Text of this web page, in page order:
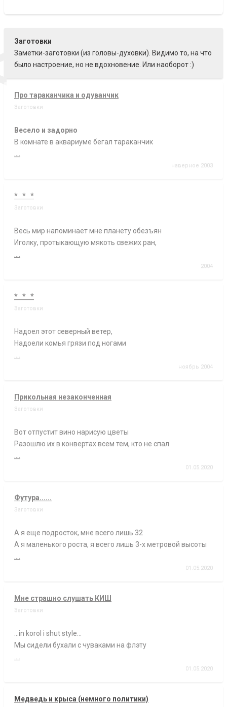
Заготовки
Заметки-заготовки (из головы-духовки). Видимо то, на что
было настроение, но не вдохновение. Или наоборот :)
Про тараканчика и одуванчик
Заготовки
Весело и задорно
В комнате в аквариуме бегал тараканчик
наверное 2003
* * *
Заготовки
Весь мир напоминает мне планету обезъян
Иголку, протыкающую мякоть свежих ран,
2004
* * *
Заготовки
Надоел этот северный ветер,
Надоели комья грязи под ногами
ноябрь 2004
Прикольная незаконченная
Заготовки
Вот отпустит вино нарисую цветы
Разошлю их в конвертах всем тем, кто не спал
01.05.2020
Футура......
Заготовки
А я еще подросток, мне всего лишь 32
А я маленького роста, я всего лишь 3-х метровой высоты
01.05.2020
Мне страшно слушать КИШ
Заготовки
...in korol i shut style...
Мы сидели бухали с чуваками на флэту
01.05.2020
Медведь и крыса (немного политики)